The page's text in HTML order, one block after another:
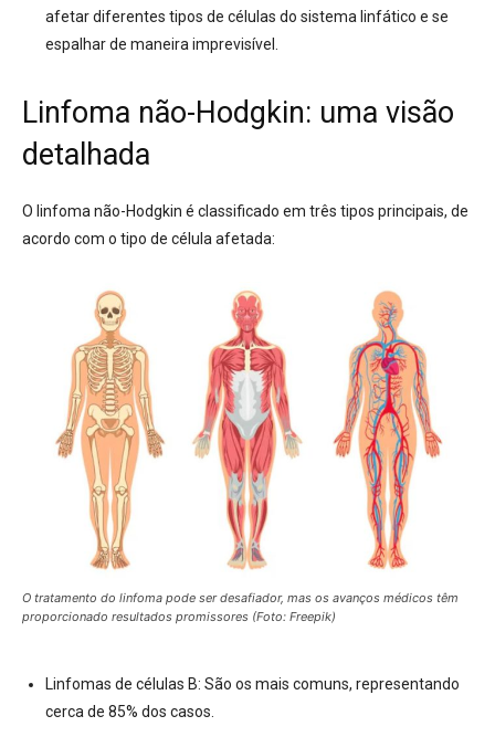
afetar diferentes tipos de células do sistema linfático e se
espalhar de maneira imprevisível.
Linfoma não-Hodgkin: uma visão
detalhada
O linfoma não-Hodgkin é classificado em três tipos principais, de
acordo com o tipo de célula afetada:
O tratamento do linfoma pode ser desafiador, mas os avanços médicos têm
proporcionado resultados promissores (Foto: Freepik)
Linfomas de células B: São os mais comuns, representando
cerca de 85% dos casos.